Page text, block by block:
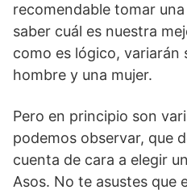
recomendable tomar
saber cuál es nuestra
como es lógico, variarán
hombre y una mujer.
Pero en principio son
podemos observar, que
cuenta de cara a elegir
Asos. No te asustes que